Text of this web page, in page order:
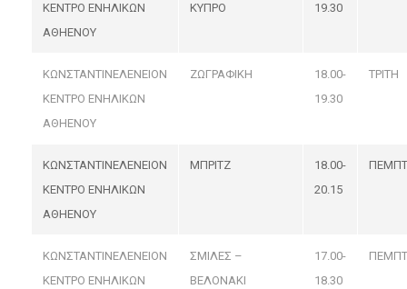
ΚΕΝΤΡΟ ΕΝΗΛΙΚΩΝ
ΑΘΗΕΝΟΥ
ΚΥΠΡΟ
19.30
ΚΩΝΣΤΑΝΤΙΝΕΛΕΝΕΙΟΝ
ΚΕΝΤΡΟ ΕΝΗΛΙΚΩΝ
ΑΘΗΕΝΟΥ
ΖΩΓΡΑΦΙΚΗ
18.00-
19.30
ΤΡΙΤΗ
ΚΩΝΣΤΑΝΤΙΝΕΛΕΝΕΙΟΝ
ΚΕΝΤΡΟ ΕΝΗΛΙΚΩΝ
ΑΘΗΕΝΟΥ
ΜΠΡΙΤΖ
18.00-
20.15
ΚΩΝΣΤΑΝΤΙΝΕΛΕΝΕΙΟΝ
ΚΕΝΤΡΟ ΕΝΗΛΙΚΩΝ
ΣΜΙΛΕΣ –
ΒΕΛΟΝΑΚΙ
17.00-
18.30